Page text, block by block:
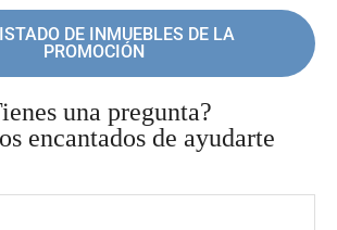
DE INMUEBLES DE LA
PROMOCIÓN
encantados de ayudarte